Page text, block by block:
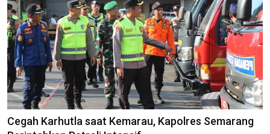
Cegah Karhutla saat Kemarau, Kapolres Semarang